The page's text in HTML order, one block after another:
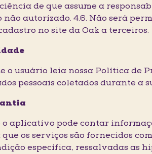
ciência de que assume a
não autorizado. 4.6. Não será
no site da Oak a terceiros.
o usuário leia nossa Política de
pessoais coletados durante a
o aplicativo pode contar
os serviços são fornecidos
específica, ressalvadas as